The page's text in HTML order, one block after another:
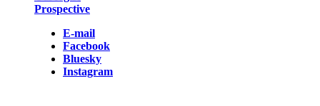
Prospective
E-mail
Facebook
Bluesky
Instagram